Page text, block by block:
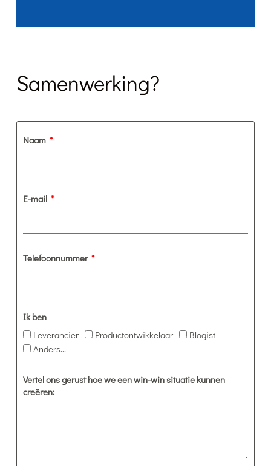
Samenwerking?
Naam
E-mail
Telefoonnummer
Ik ben
Leverancier
Productontwikkelaar
Blogist
Anders...
Vertel ons gerust hoe we een win-win situatie kunnen
creëren: